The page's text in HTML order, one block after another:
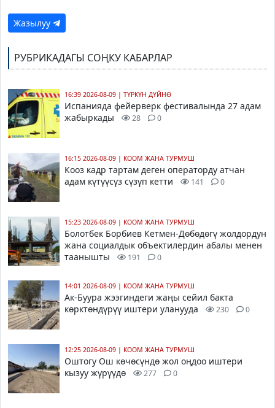
Жазылуу
РУБРИКАДАГЫ СОҢКУ КАБАРЛАР
16:39 2026-08-09 | ТҮРКҮН ДҮЙНӨ
Испанияда фейерверк фестивалында 27 адам
жабыркады
28 0
16:15 2026-08-09 | КООМ ЖАНА ТУРМУШ
Кооз кадр тартам деген операторду атчан
адам күтүүсүз сүзүп кетти
141 0
15:23 2026-08-09 | КООМ ЖАНА ТУРМУШ
Болотбек Борбиев Кетмен-Дөбөдөгү жолдордун
жана социалдык объектилердин абалы менен
таанышты
191 0
14:01 2026-08-09 | КООМ ЖАНА ТУРМУШ
Ак-Буура жээгиндеги жаңы сейил бакта
көрктөндүрүү иштери уланууда
230 0
12:25 2026-08-09 | КООМ ЖАНА ТУРМУШ
Оштогу Ош көчөсүндө жол оңдоо иштери
кызуу жүрүүдө
277 0